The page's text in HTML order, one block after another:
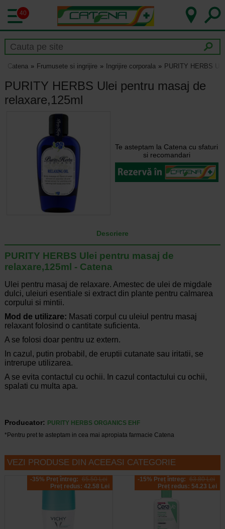
40
Catena Frumusete si ingrijire Ingrijire corporala PURITY HERBS
PURITY HERBS Ulei pentru masaj de
relaxare,125ml
Te asteptam la Catena cu sfaturi
si recomandari
Descriere
PURITY HERBS Ulei pentru masaj de
relaxare,125ml - Catena
Ulei pentru masaj de relaxare. Amestec de ulei de migdale
dulci, uleiuri esentiale si extract din plante pentru calmarea
corpului si mintii.
Mod de utilizare: Masati corpul cu uleiul pentru masaj
relaxant folosind o cantitate suficienta.
A se folosi doar pentru uz extern.
In cazul, putin probabil, de eruptii cutanate sau iritatii, se
intrerupe utilizarea.
A se evita contactul cu ochii. In cazul contactului cu ochii,
spalati cu multa apa.
Producator:
PURITY HERBS ORGANICS EHF
*Pentru pret te asteptam in cea mai apropiata farmacie Catena
VEZI PRODUSE DIN ACEEASI CATEGORIE
-35% Preț întreg: 65.50 Lei
Preț redus: 42.58 Lei
-15% Preț întreg: 63.80 Lei
Preț redus: 54.23 Lei